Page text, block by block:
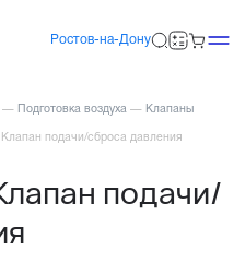
Ростов-на-Дону
— Подготовка воздуха — Клапаны
Клапан подачи/сброса давления
подачи/